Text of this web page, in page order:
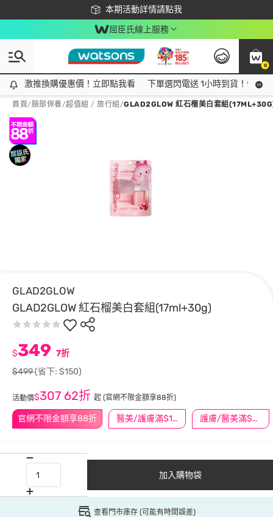
本期活動詳情請點我
下載app最高回饋$350
屈臣氏線上服務
0
激推換購優惠價！立即點我看
激推換購優惠價！立即點我看 下單選閃電送 1小時到貨！領神
首頁/臉部保養/超值組 / 旅行組 /GLAD2GLOW 紅石榴美白套組
GLAD2GLOW
GLAD2GLOW 紅石榴美白套組(17ml+30g)
官網不限金額享88折 醫美/護膚滿$1200送$200 護膚/醫美滿$600送好禮
$349 7折
$499(省下: $150)
活動價$307 62折 起 (官網不限金額享88折)
加入購物袋
查看門市庫存 (可能有時間誤差)